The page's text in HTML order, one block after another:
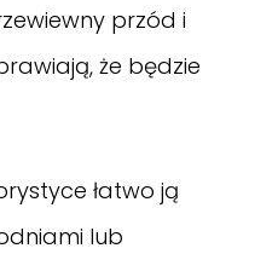
przód i
że będzie
łatwo ją
lub